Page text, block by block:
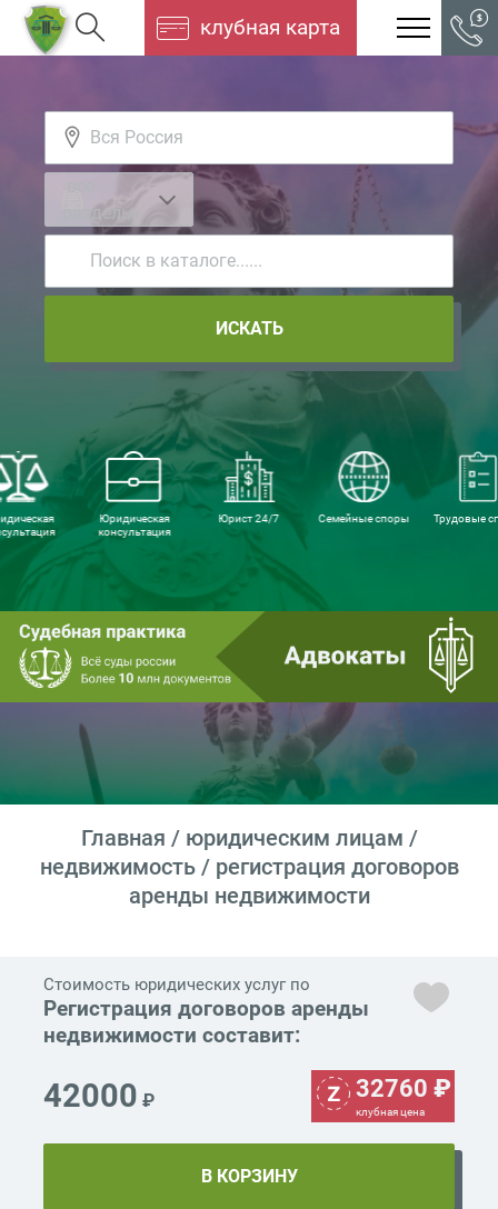
клубная карта
ИСКАТЬ
Юридическая
консультация
Юрист 24/7 Семейные споры Трудовые
Главная / юридическим лицам /
недвижимость/ регистрация договоров
аренды недвижимости
Стоимость юридических услуг по
Регистрация договоров аренды
недвижимости составит:
42000 ₽ 32760 ₽
клубная цена